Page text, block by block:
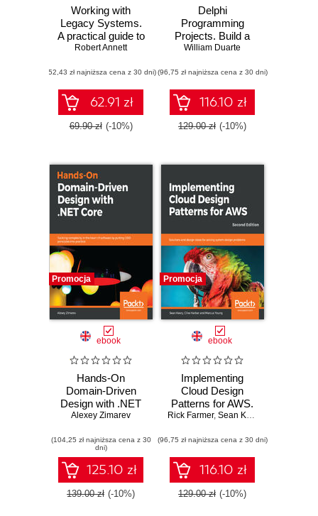
Working with
Legacy Systems.
A practical guide to
looking after and
systems we inherit
Robert Annett
(52,43 zł najniższa cena z 30 dni)
62.91 zł
69.90 zł (-10%)
Delphi
Programming
Projects. Build a
range of exciting
exploring cross-
platform
development and
microservices
William Duarte
(96,75 zł najniższa cena z 30 dni)
116.10 zł
129.00 zł (-10%)
Promocja
ebook
Hands-On
Domain-Driven
Design with .NET
Core. Tackling
heart of software
by putting DDD
principles into
practice
Alexey Zimarev
(104,25 zł najniższa cena z 30
dni)
125.10 zł
139.00 zł (-10%)
Promocja
ebook
Implementing
Cloud Design
Patterns for AWS.
Solutions and
solving system
design problems -
Second Edition
Rick Farmer, Sean Keery
(96,75 zł najniższa cena z 30 dni)
116.10 zł
129.00 zł (-10%)